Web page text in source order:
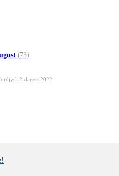
(73)
2-dagers 2022